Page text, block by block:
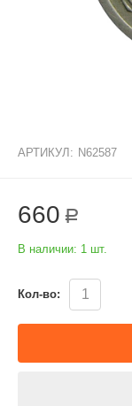
АРТИКУЛ: N62587
660 Р
В наличии: 1 шт.
Кол-во: